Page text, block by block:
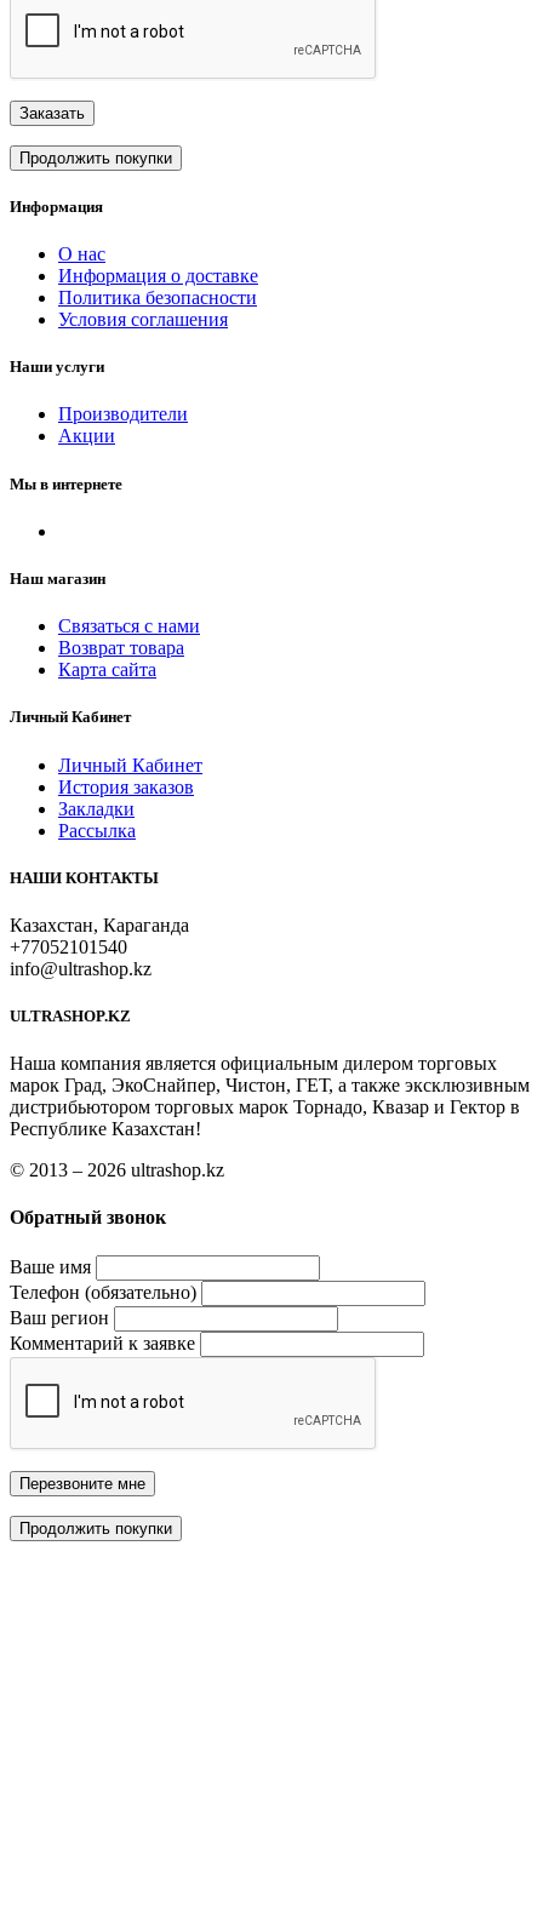
Заказать
Продолжить покупки
Информация
О нас
Информация о доставке
Политика безопасности
Условия соглашения
Наши услуги
Производители
Акции
Мы в интернете
Наш магазин
Связаться с нами
Возврат товара
Карта сайта
Личный Кабинет
Личный Кабинет
История заказов
Закладки
Рассылка
НАШИ КОНТАКТЫ
Казахстан, Караганда
+77052101540
info@ultrashop.kz
ULTRASHOP.KZ
Наша компания является официальным дилером торговых
марок Град, ЭкоСнайпер, Чистон, ГЕТ, а также эксклюзивным
дистрибьютором торговых марок Торнадо, Квазар и Гектор в
Республике Казахстан!
© 2013 – 2026 ultrashop.kz
Обратный звонок
Ваше имя
Телефон (обязательно)
Ваш регион
Комментарий к заявке
Перезвоните мне
Продолжить покупки